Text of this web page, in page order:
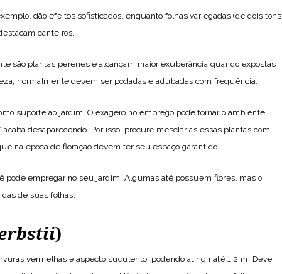
dão efeitos sofisticados, enquanto folhas variegadas (de dois tons
canteiros.
são plantas perenes e alcançam maior exuberância quando expostas
normalmente devem ser podadas e adubadas com frequência.
suporte ao jardim. O exagero no emprego pode tornar o ambiente
desaparecendo. Por isso, procure mesclar as essas plantas com
na época de floração devem ter seu espaço garantido.
pode empregar no seu jardim. Algumas até possuem flores, mas o
de suas folhas:
)
vermelhas e aspecto suculento, podendo atingir até 1,2 m. Deve